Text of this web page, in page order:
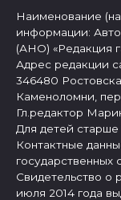
Наименование
информации:
(АНО) «Редакция
Адрес редакции
346480
Каменоломни,
Гл.редактор
Для детей старше
Контактные
государственных
Свидетельство о
июля 2014 года